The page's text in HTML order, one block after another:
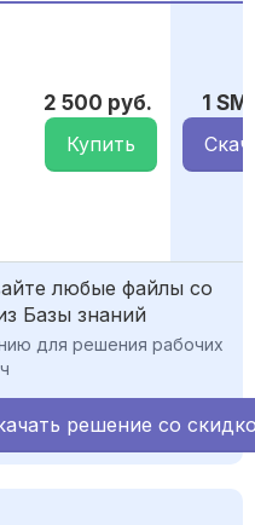
2 500 руб.
Купить
1 SM
любые файлы со
Базы знаний
для решения рабочих
решение со